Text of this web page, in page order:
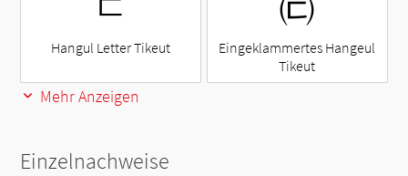
Hangul Letter Tikeut
Eingeklammertes Hangeul
Tikeut
Mehr Anzeigen
Einzelnachweise